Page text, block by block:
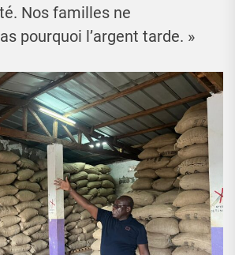
Nos familles ne
pourquoi l’argent tarde. »